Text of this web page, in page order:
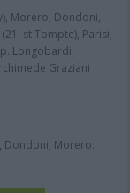
Morero, Dondoni,
st Tompte), Parisi;
Longobardi,
Graziani
Dondoni, Morero.